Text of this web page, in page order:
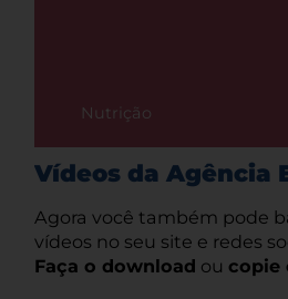
Nutrição
Vídeos da Agência
Agora você também pode
vídeos no seu site e redes
Faça o download ou copie